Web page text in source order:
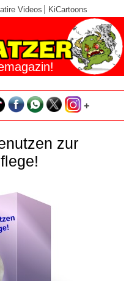
Videos KiCartoons
+
zur